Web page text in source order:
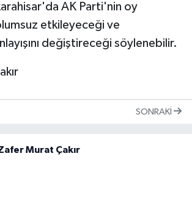
AK Parti'nin oy
etkileyeceği ve
değiştireceği söylenebilir.
SONRAKI
Murat Çakır